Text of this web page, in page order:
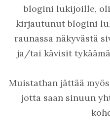
blogini lukijoille,
kirjautunut blogini
raunassa näkyvästä
ja/tai kävisit
Muistathan jättää
jotta saan sinuun